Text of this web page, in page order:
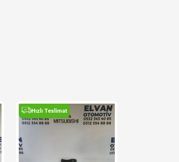
Hızlı Teslimat